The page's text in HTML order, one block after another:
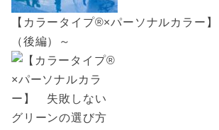
【カラータイプ®×パーソナルカラー
（後編）～